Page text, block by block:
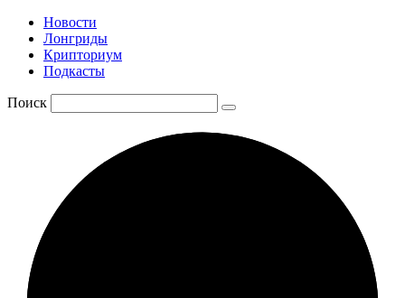
Новости
Лонгриды
Крипториум
Подкасты
Поиск